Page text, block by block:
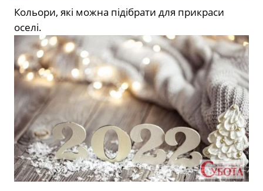
Кольори, які можна підібрати для прикраси
оселі.